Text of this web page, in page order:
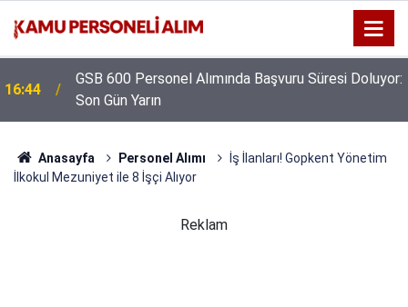
16:44
GSB 600 Personel Alımında Başvuru Süresi Doluyor:
Son Gün Yarın
Anasayfa Personel Alımı
İş İlanları! Gopkent Yönetim
İlkokul Mezuniyet ile 8 İşçi Alıyor
Reklam